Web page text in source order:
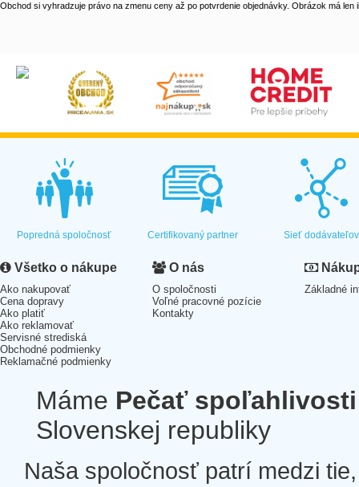
Obchod si vyhradzuje právo na zmenu ceny až po potvrdenie objednávky. Obrázok má len
Popredná spoločnosť Certifikovaný partner Sieť dodávateľov
Všetko o nákupe
Ako nakupovať
Cena dopravy
Ako platiť
Ako reklamovať
Servisné strediská
Obchodné podmienky
Reklamačné podmienky
O nás
O spoločnosti
Voľné pracovné pozície
Kontakty
Základné
Máme Pečať spoľahlivosti
Slovenskej republiky
Naša spoločnosť patrí medzi